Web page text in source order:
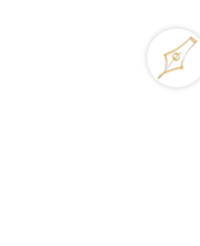
Image